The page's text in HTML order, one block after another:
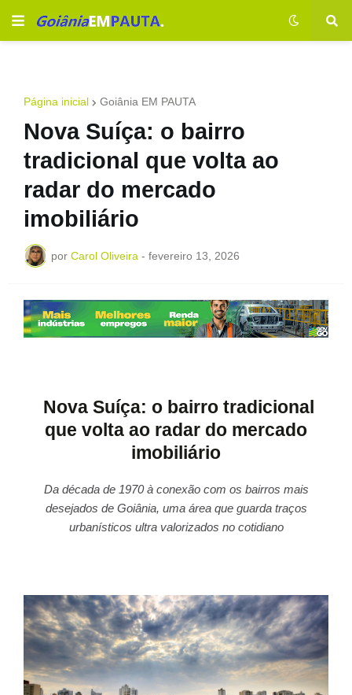
Página inicial Goiânia EM PAUTA
Nova Suíça: o bairro
tradicional que volta ao
radar do mercado
imobiliário
por Carol Oliveira - fevereiro 13, 2026
Nova Suíça: o bairro tradicional
que volta ao radar do mercado
imobiliário
Da década de 1970 à conexão com os bairros mais
desejados de Goiânia, uma área que guarda traços
urbanísticos ultra valorizados no cotidiano